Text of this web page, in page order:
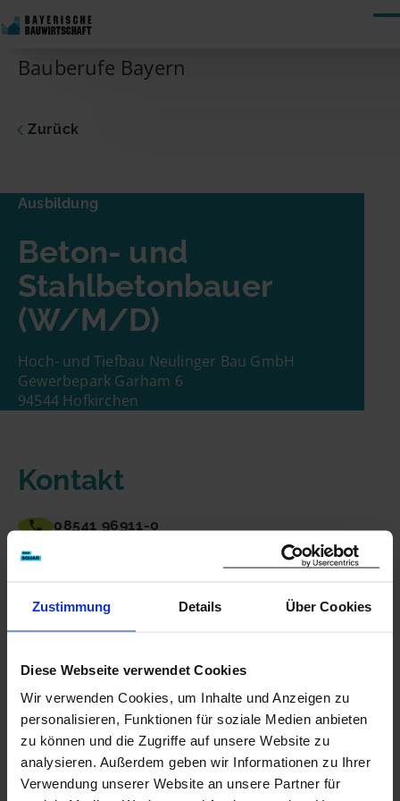
Zustimmung Details Über Cookies
Diese Webseite verwendet Cookies
Wir verwenden Cookies, um Inhalte und Anzeigen zu
personalisieren, Funktionen für soziale Medien anbieten
zu können und die Zugriffe auf unsere Website zu
analysieren. Außerdem geben wir Informationen zu Ihrer
Verwendung unserer Website an unsere Partner für
Skip to content
Bauberufe Bayern
Zurück
Ausbildung
Beton- und
Stahlbetonbauer
(W/M/D)
Hoch- und Tiefbau Neulinger Bau GmbH
Gewerbepark Garham 6
94544 Hofkirchen
Kontakt
08541 96911-0
https://www.neulinger-bau.de
Beton- und Stahlbetonbauer
Dann nimm gleich hier Kontakt zum
Unternehmen auf! Du musst nur Deinen
Namen und Deine E-Mail-Adresse eingeben.
Schon geht es los!